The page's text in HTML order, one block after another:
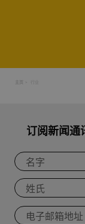
主页
订阅新闻通